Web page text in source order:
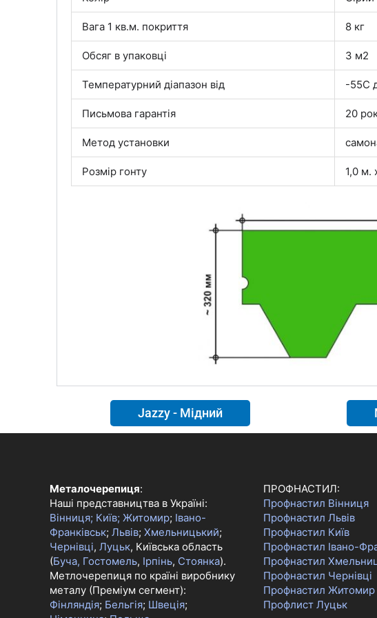
Вага 1 кв.м. покриття 8 кг
Обсяг в упаковці 3 м2
Температурний діапазон від -55С
Письмова гарантія 20
Метод установки
Розмір гонту 1,0 м.
Jazzy - Мідний
Металочерепиця:
Наші представництва в Україні:
Вінниця; Київ; Житомир; Івано-
Франківськ; Львів; Хмельницький;
Чернівці, Луцьк, Київська область
(Буча, Гостомель, Ірпінь, Стоянка).
Метлочерепиця по країні виробнику
металу (Преміум сегмент):
Фінляндія; Бельгія; Швеція;
ПРОФНАСТИЛ:
Профнастил Вінниця
Профнастил Львів
Профнастил Київ
Профнастил Івано-
Профнастил
Профнастил Чернівці
Профнастил Житомир
Профлист Луцьк